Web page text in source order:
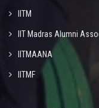
IITM
IIT Madras Alumni
IITMAANA
IITMF